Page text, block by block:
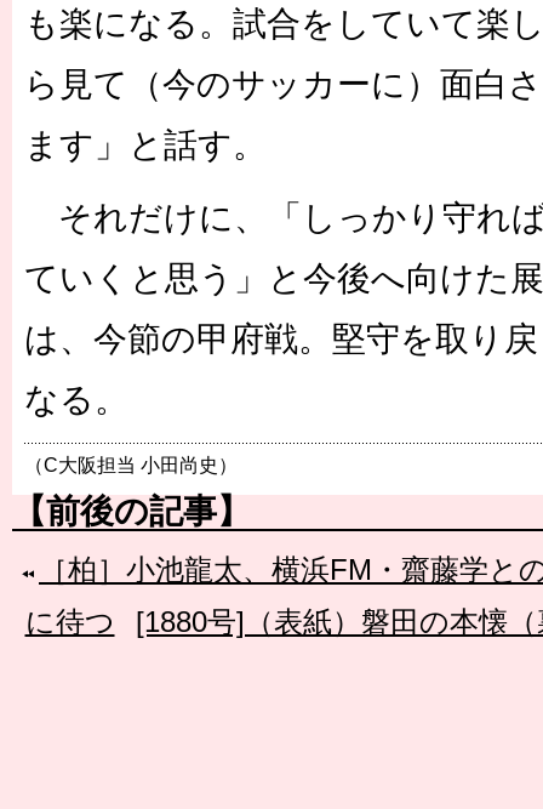
も楽になる。試合をしていて楽
ら見て（今のサッカーに）面白
ます」と話す。
それだけに、「しっかり守れ
ていくと思う」と今後へ向けた
は、今節の甲府戦。堅守を取り
なる。
（C大阪担当 小田尚史）
【前後の記事】
［柏］小池龍太、横浜FM・齋藤学
に待つ
[1880号]（表紙）磐田の本懐